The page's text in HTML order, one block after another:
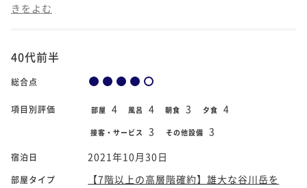
きをよむ
40代前半
総合点
項目別評価 部屋 4 風呂 4 朝食 3 夕食 4
接客・サービス 3 その他設備 3
宿泊日 2021年10月30日
部屋タイプ
【7階以上の高層階確約】雄大な谷川岳を